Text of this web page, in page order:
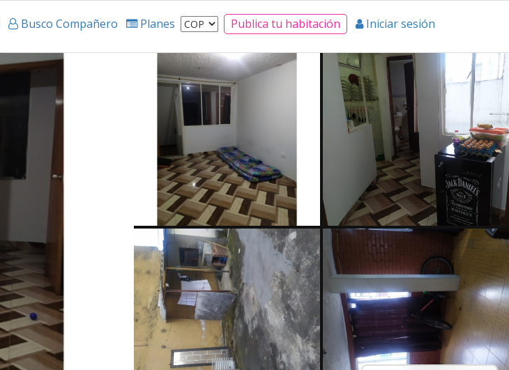
Busco Compañero Planes Publica tu habitación Iniciar sesión